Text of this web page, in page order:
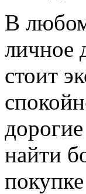
В
личное
стоит
найти